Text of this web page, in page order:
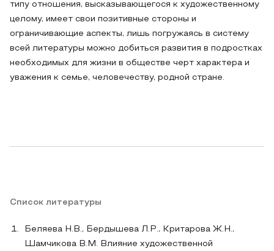
типу отношения, высказывающегося к художественному
целому, имеет свои позитивные стороны и
ограничивающие аспекты, лишь погружаясь в систему
всей литературы можно добиться развития в подростках
необходимых для жизни в обществе черт характера и
уважения к семье, человечеству, родной стране.
Список литературы
Беляева Н.В., Бердышева Л.Р., Критарова Ж.Н.,
Шамчикова В.М. Влияние художественной